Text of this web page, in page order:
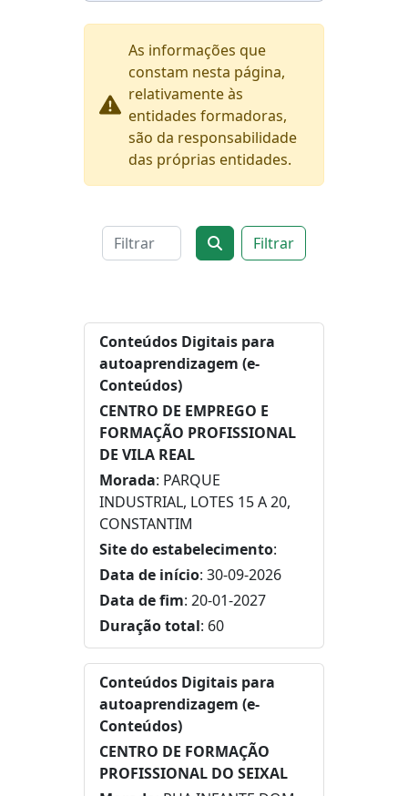
As informações que
constam nesta página,
relativamente às
entidades formadoras,
são da responsabilidade
das próprias entidades.
Filtrar
Conteúdos Digitais para
autoaprendizagem (e-
Conteúdos)
CENTRO DE EMPREGO E
FORMAÇÃO PROFISSIONAL
DE VILA REAL
Morada: PARQUE
INDUSTRIAL, LOTES 15 A 20,
CONSTANTIM
Site do estabelecimento:
Data de início: 30-09-2026
Data de fim: 20-01-2027
Duração total: 60
Conteúdos Digitais para
autoaprendizagem (e-
Conteúdos)
CENTRO DE FORMAÇÃO
PROFISSIONAL DO SEIXAL